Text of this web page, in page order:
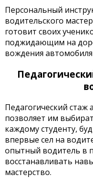
Персональный
водительского
готовит своих
поджидающим на
вождения автомобиля
Педагогический
позволяет им
каждому студенту,
впервые сел на
опытный водитель в
восстанавливать
мастерство.